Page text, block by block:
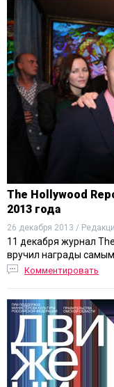
The Hollywood
2013 года
26 декабря 2013 /
11 декабря журнал
вручил награды
Комментировать